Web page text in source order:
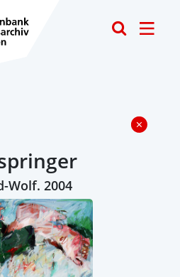
Wolf. 2004